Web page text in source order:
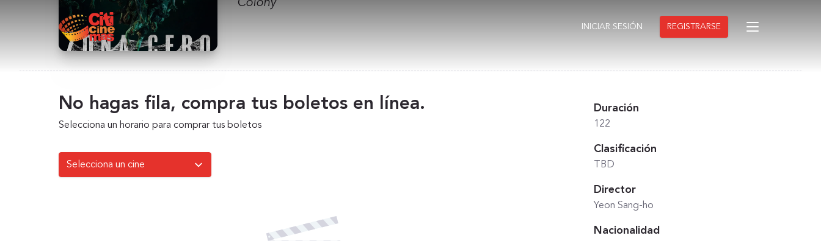
INICIAR SESIÓN REGISTRARSE
Colony
Duración
122
Clasificación
TBD
Director
Yeon Sang-ho
Nacionalidad
No hagas fila, compra tus boletos en línea.
Selecciona un horario para comprar tus boletos